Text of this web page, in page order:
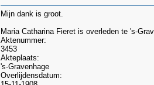
Mijn dank is groot.
Maria Catharina Fieret is overleden te 's-
Aktenummer:
3453
Akteplaats:
's-Gravenhage
Overlijdensdatum: